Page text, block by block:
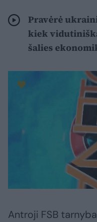
Pravėrė
kiek
šalies
Antroji FSB